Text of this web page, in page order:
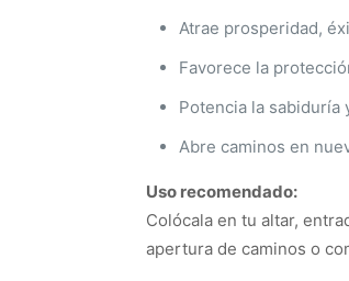
Atrae prosperidad,
Favorece la
Potencia la sabiduría
Abre caminos en
Uso recomendado:
Colócala en tu altar,
apertura de caminos o